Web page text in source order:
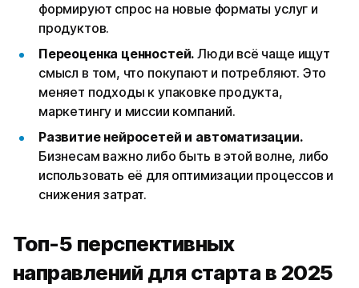
формируют спрос на новые форматы услуг и
продуктов.
Переоценка ценностей. Люди всё чаще ищут
смысл в том, что покупают и потребляют. Это
меняет подходы к упаковке продукта,
маркетингу и миссии компаний.
Развитие нейросетей и автоматизации.
Бизнесам важно либо быть в этой волне, либо
использовать её для оптимизации процессов и
снижения затрат.
Топ-5 перспективных
направлений для старта в 2025